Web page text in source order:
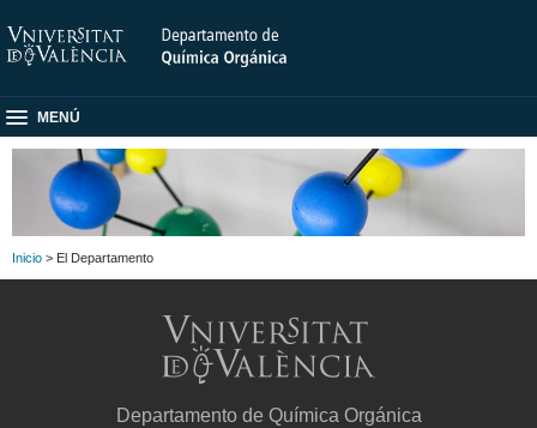
MENÚ
Inicio > El Departamento
Departamento de Química Orgánica